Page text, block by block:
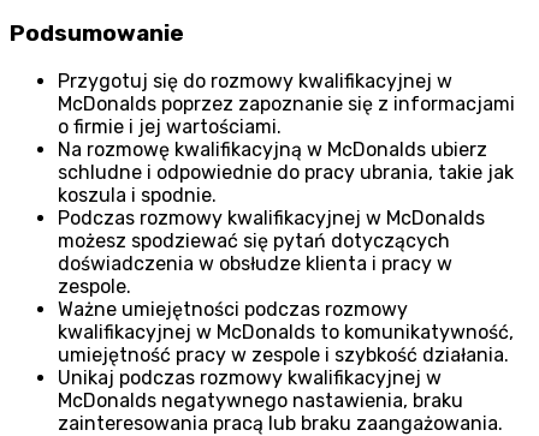
Podsumowanie
Przygotuj się do rozmowy kwalifikacyjnej w
McDonalds poprzez zapoznanie się z informacjami
o firmie i jej wartościami.
Na rozmowę kwalifikacyjną w McDonalds ubierz
schludne i odpowiednie do pracy ubrania, takie jak
koszula i spodnie.
Podczas rozmowy kwalifikacyjnej w McDonalds
możesz spodziewać się pytań dotyczących
doświadczenia w obsłudze klienta i pracy w
zespole.
Ważne umiejętności podczas rozmowy
kwalifikacyjnej w McDonalds to komunikatywność,
umiejętność pracy w zespole i szybkość działania.
Unikaj podczas rozmowy kwalifikacyjnej w
McDonalds negatywnego nastawienia, braku
zainteresowania pracą lub braku zaangażowania.